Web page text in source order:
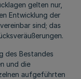
gelten nur,
Entwicklung der
sind; das
des Bestandes
und die
aufgeführten